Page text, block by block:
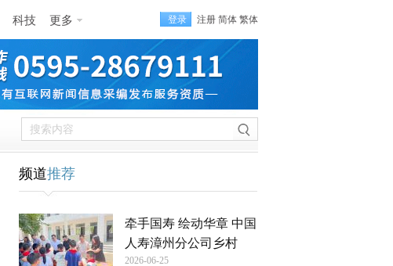
科技 更多 登录 注册 简体 繁体
频道推荐
牵手国寿 绘动华章 中国
人寿漳州分公司乡村
2026-06-25